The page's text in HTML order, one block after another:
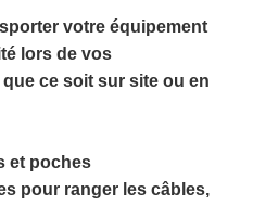
votre équipement
lors de vos
ce soit sur site ou en
et poches
pour ranger les câbles,